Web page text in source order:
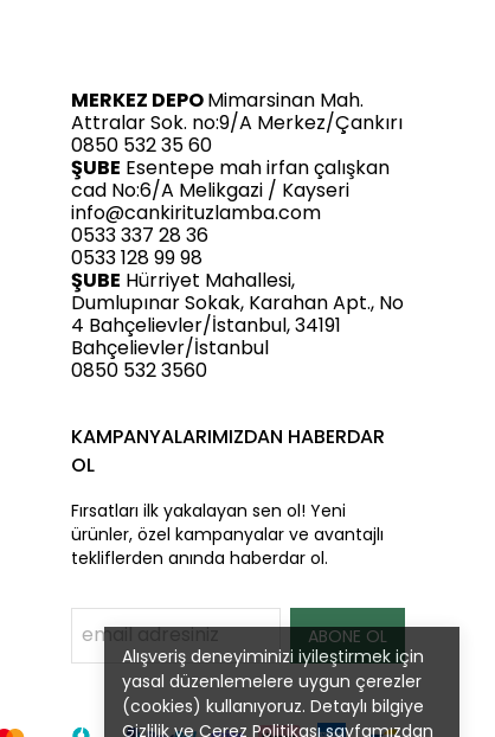
Alışveriş deneyiminizi iyileştirmek için
yasal düzenlemelere uygun çerezler
(cookies) kullanıyoruz. Detaylı bilgiye
Gizlilik ve Çerez Politikasısayfamızdan
MERKEZ DEPOMimarsinan Mah.
Attralar Sok. no:9/A Merkez/Çankırı
0850 532 35 60
ŞUBE Esentepe mah irfan çalışkan
cad No:6/A Melikgazi / Kayseri
info@cankirituzlamba.com
0533 337 28 36
0533 128 99 98
ŞUBE Hürriyet Mahallesi,
Dumlupınar Sokak, Karahan Apt., No
4 Bahçelievler/İstanbul, 34191
Bahçelievler/İstanbul
0850 532 3560
KAMPANYALARIMIZDAN HABERDAR
OL
Fırsatları ilk yakalayan sen ol! Yeni
ürünler, özel kampanyalar ve avantajlı
tekliflerden anında haberdar ol.
ABONE OL